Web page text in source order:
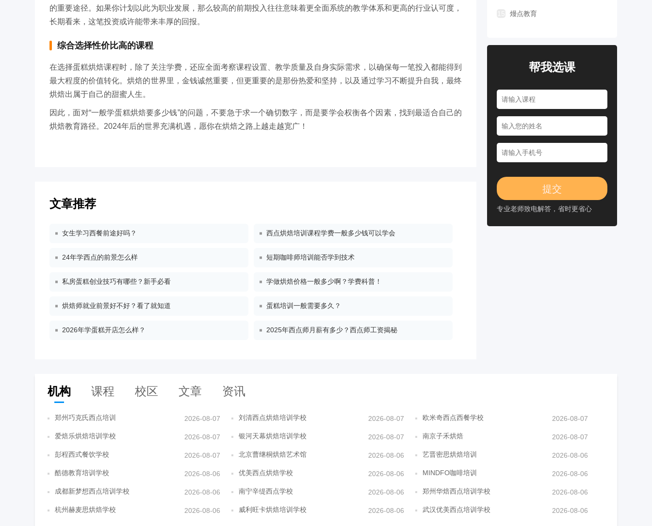
的重要途径。如果你计划以此为职业发展，那么较高的前期投入往往意味着更全面系统的教学体系和更高的行业认可度，
长期看来，这笔投资或许能带来丰厚的回报。
综合选择性价比高的课程
在选择蛋糕烘焙课程时，除了关注学费，还应全面考察课程设置、教学质量及自身实际需求，以确保每一笔投入都能得到
最大程度的价值转化。烘焙的世界里，金钱诚然重要，但更重要的是那份热爱和坚持，以及通过学习不断提升自我，最终
烘焙出属于自己的甜蜜人生。
因此，面对“一般学蛋糕烘焙要多少钱”的问题，不要急于求一个确切数字，而是要学会权衡各个因素，找到最适合自己的
烘焙教育路径。2024年后的世界充满机遇，愿你在烘焙之路上越走越宽广！
文章推荐
女生学习西餐前途好吗？ 西点烘焙培训课程学费一般多少钱可以学会
24年学西点的前景怎么样 短期咖啡师培训能否学到技术
私房蛋糕创业技巧有哪些？新手必看 学做烘焙价格一般多少啊？学费科普！
烘焙师就业前景好不好？看了就知道 蛋糕培训一般需要多久？
2026年学蛋糕开店怎么样？ 2025年西点师月薪有多少？西点师工资揭秘
熳点教育
帮我选课
专业老师致电解答，省时更省心
机构
郑州巧克氏西点培训 2026-08-07 刘清西点烘焙培训学校 2026-08-07 欧米奇西点西餐学校 2026-08-07
爱焙乐烘焙培训学校 2026-08-07 银河天幕烘焙培训学校 2026-08-07 南京子禾烘焙 2026-08-07
彭程西式餐饮学校 2026-08-07 北京曹继桐烘焙艺术馆 2026-08-06 艺晋密思烘焙培训 2026-08-06
酷德教育培训学校 2026-08-06 优美西点烘焙学校 2026-08-06 MINDFO咖啡培训 2026-08-06
成都新梦想西点培训学校 2026-08-06 南宁辛缇西点学校 2026-08-06 郑州华焙西点培训学校 2026-08-06
杭州赫麦思烘焙学校 2026-08-06 威利旺卡烘焙培训学校 2026-08-06 武汉优美西点培训学校 2026-08-06
课程 校区 文章 资讯